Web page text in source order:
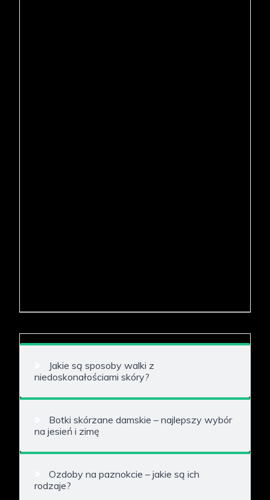
Jakie są sposoby walki z
niedoskonałościami skóry?
Botki skórzane damskie – najlepszy wybór
na jesień i zimę
Ozdoby na paznokcie – jakie są ich
rodzaje?